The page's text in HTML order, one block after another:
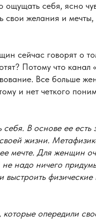
ощущать себя, ясно
свои желания и мечты,
сейчас говорят о
Потому что канал
Все больше
и нет четкого
В основе ее
жизни.
мечте. Для женщин
надо ничего
выстроить
опередили